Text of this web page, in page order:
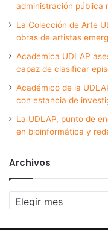
administración pública
La Colección de Arte
obras de artistas
Académica UDLAP
capaz de clasificar
Académico de la
con estancia de
La UDLAP, punto de
en bioinformática y
Archivos
Archivos